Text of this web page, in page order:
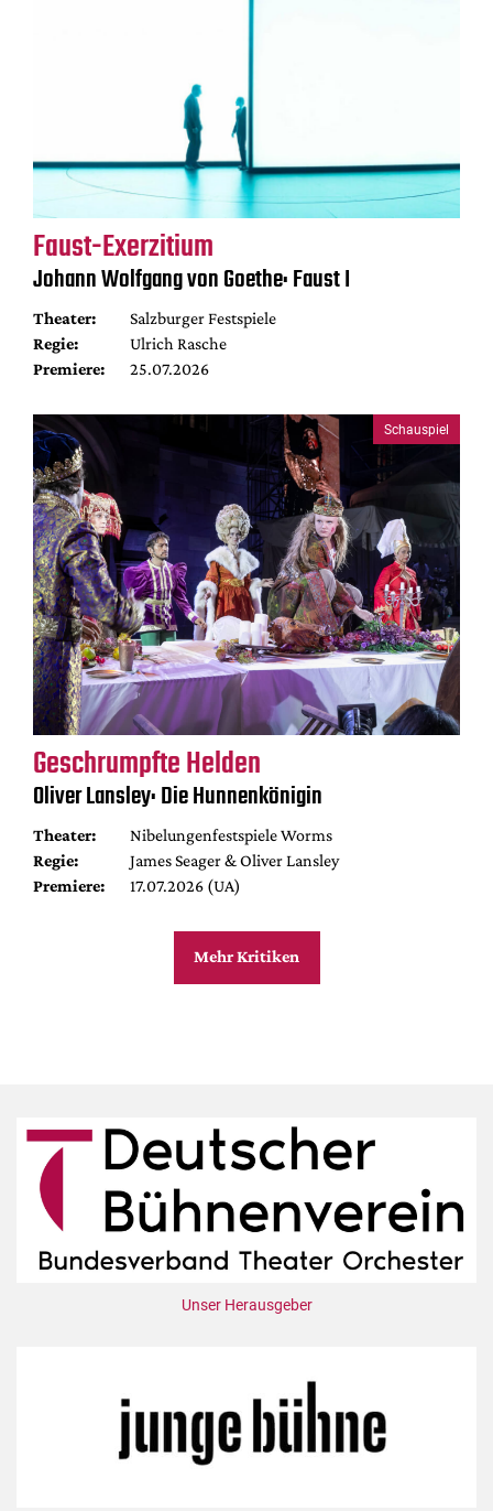
Faust-Exerzitium
Johann Wolfgang von Goethe: Faust I
Theater:
Salzburger Festspiele
Regie:
Ulrich Rasche
Premiere:
25.07.2026
Schauspiel
Geschrumpfte Helden
Oliver Lansley: Die Hunnenkönigin
Theater:
Nibelungenfestspiele Worms
Regie:
James Seager & Oliver Lansley
Premiere:
17.07.2026 (UA)
Mehr Kritiken
Unser Herausgeber